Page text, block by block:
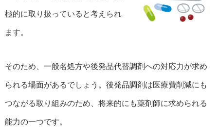
極的に取り扱っていると考えられ
ます。
そのため、一般名処方や後発品代替調剤への対応力が求め
られる場面があるでしょう。後発品調剤は医療費削減にも
つながる取り組みのため、将来的にも薬剤師に求められる
能力の一つです。